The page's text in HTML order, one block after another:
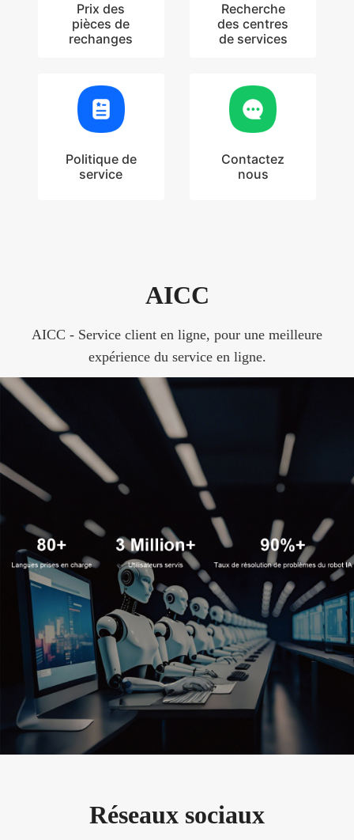
Prix des
pièces de
rechanges
Recherche
des centres
de services
Politique de
service
Contactez
nous
AICC
AICC - Service client en ligne, pour une meilleure
expérience du service en ligne.
Réseaux sociaux